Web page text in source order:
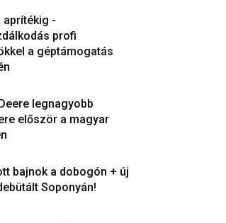
aprítékig -
profi
a géptámogatás
legnagyobb
először a magyar
bajnok a dobogón + új
Soponyán!